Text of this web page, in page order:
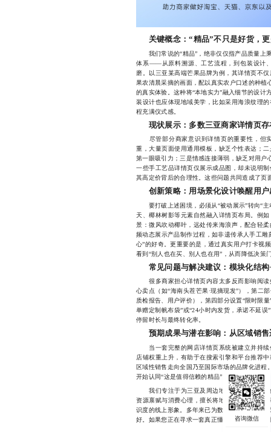
关键概念：“精品”不只是好货，
我们常说的“精品”，绝非仅仅指产品质量上
体系——从原料溯源、工艺流程，到包装设计
磨。以三亚某高端芒果品牌为例，其详情页不
果农清晨采摘的画面，配以真实农户口述的种植
的真实体验。这种将“本地实力”融入细节的设
装设计也应体现地域美学，比如采用海浪纹理
程充满仪式感。
现状展示：多数三亚商家详情页
尽管部分商家意识到详情页的重要性，但
重，大量页面使用通用模板，缺乏个性表达；
第一眼吸引力；三是情感连接薄弱，缺乏对用户
一些手工艺品详情页仅展示成品图，却未说明
其高定价背后的合理性。这些问题共同造成了页
创新策略：用场景化设计唤醒用
要打破上述困境，必须从“被动展示”转向“主
天、椰林树影等元素自然融入详情页布局。例
景：微风吹动椰叶，远处传来海浪声，配合轻
频动态展示产品制作过程，如非遗传承人手工
心”的好奇。更重要的是，通过真实用户打卡视
看到“别人也在买、别人也在用”，从而降低决策
常见问题与解决建议：模块化结
很多商家担心详情页内容太多反而影响阅读
心卖点（如“海南头茬芒果·现摘现发”），第二
质检报告、用户评价），第四部分设置“限时限
单赠定制帆布袋”或“24小时内发货，承诺不延
停留时长与最终转化率。
预期成果与潜在影响：从区域销
当一套完整的网店详情页系统被建立并持续
店铺权重上升，有助于在搜索引擎和平台推荐
区域性销售走向全国乃至国际市场的品牌化进程
开始认同“这是值得信赖的精品”。这种认知转变
我们专注于为三亚及周边地区的精品电商提
资源禀赋与消费心理，擅长将地域文化、产品
识度的线上形象。多年来已为数十家本地品牌完
好。如果您正在寻求一套真正懂三亚、懂精品、